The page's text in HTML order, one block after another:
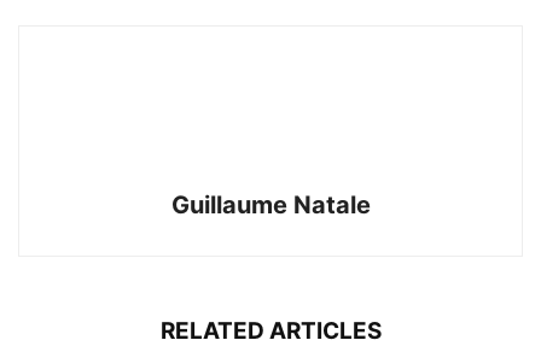
Guillaume Natale
RELATED ARTICLES